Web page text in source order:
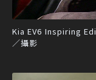
Kia EV6 Inspiring
／攝影